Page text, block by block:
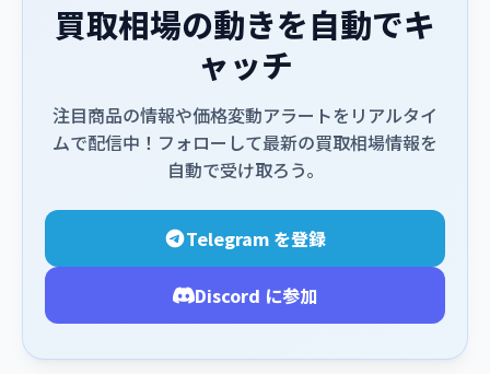
買取相場の動きを自動でキ
ャッチ
注目商品の情報や価格変動アラートをリアルタイ
ムで配信中！フォローして最新の買取相場情報を
自動で受け取ろう。
Telegram を登録
Discord に参加